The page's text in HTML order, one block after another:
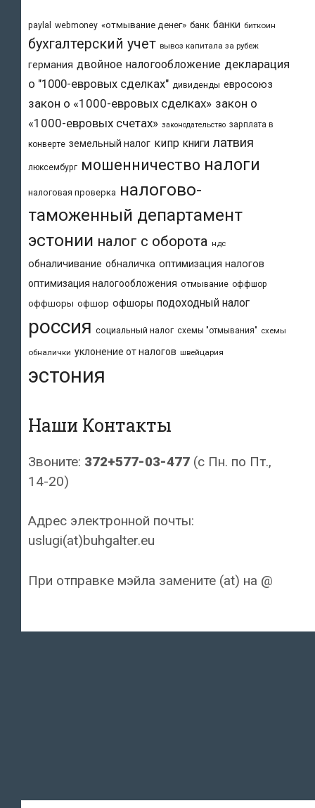
paylal webmoney «отмывание денег» банк банки биткоин
бухгалтерский учет вывоз капитала за рубеж
германия двойное налогообложение декларация
о "1000-евровых сделках" дивиденды евросоюз
закон о «1000-евровых сделках» закон о
«1000-евровых счетах» законодательство зарплата в
конверте земельный налог кипр книги латвия
люксембург мошенничество налоги
налоговая проверка налогово-
таможенный департамент
эстонии налог с оборота ндс
обналичивание обналичка оптимизация налогов
оптимизация налогообложения отмывание оффшор
оффшоры офшор офшоры подоходный налог
россия социальный налог схемы "отмывания" схемы
обналички уклонение от налогов швейцария
эстония
Наши Контакты
Звоните: 372+577-03-477 (с Пн. по Пт.,
14-20)
Адрес электронной почты:
uslugi(at)buhgalter.eu
При отправке мэйла замените (at) на @